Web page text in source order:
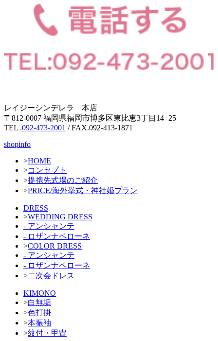
レイジーシンデレラ 本店
〒812-0007 福岡県福岡市博多区東比恵3丁目14−25
TEL .092-473-2001 / FAX.092-413-1871
shopinfo
>HOME
>コンセプト
>提携先式場のご紹介
>PRICE/海外挙式・神社婚プラン
DRESS
>WEDDING DRESS
- アンシャンテ
- ロザンナペローネ
>COLOR DRESS
- アンシャンテ
- ロザンナペローネ
>二次会ドレス
KIMONO
>白無垢
>色打掛
>本振袖
>紋付・甲冑